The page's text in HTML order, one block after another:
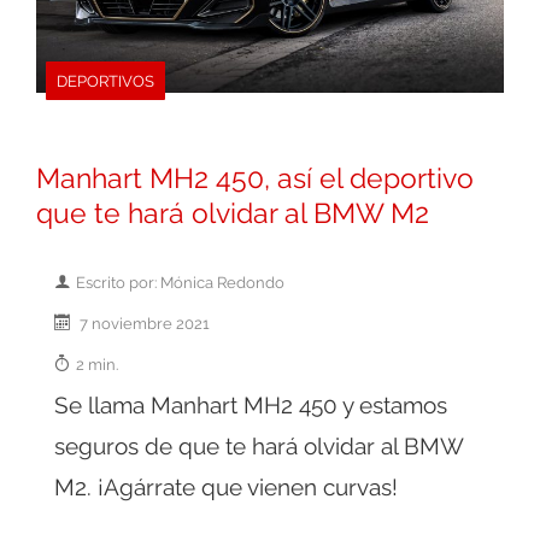
DEPORTIVOS
Manhart MH2 450, así el deportivo
que te hará olvidar al BMW M2
Escrito por: Mónica Redondo
7 noviembre 2021
2 min.
Se llama Manhart MH2 450 y estamos
seguros de que te hará olvidar al BMW
M2. ¡Agárrate que vienen curvas!